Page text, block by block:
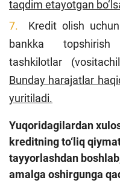
taqdim etayotgan
Kredit olish
bankka topshirish
tashkilotlar
Bunday harajatlar
yuritiladi.
Yuqoridagilardan
kreditning to‘liq
tayyorlashdan
amalga oshirgunga